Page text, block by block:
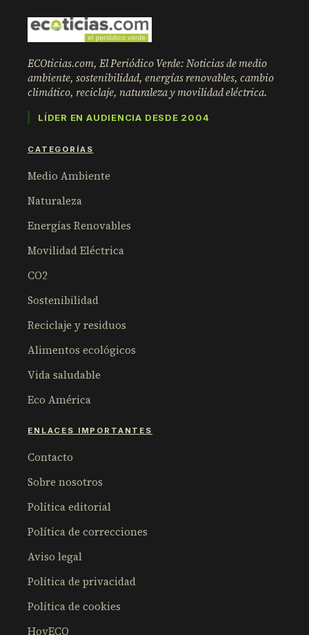
ECOticias.com, El Periódico Verde: Noticias de medio
ambiente, sostenibilidad, energías renovables, cambio
climático, reciclaje, naturaleza y movilidad eléctrica.
LÍDER EN AUDIENCIA DESDE 2004
CATEGORÍAS
Medio Ambiente
Naturaleza
Energías Renovables
Movilidad Eléctrica
CO2
Sostenibilidad
Reciclaje y residuos
Alimentos ecológicos
Vida saludable
Eco América
ENLACES IMPORTANTES
Contacto
Sobre nosotros
Política editorial
Política de correcciones
Aviso legal
Política de privacidad
Política de cookies
HoyECO